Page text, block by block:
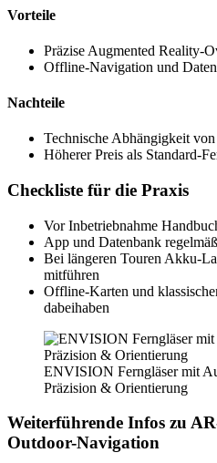
Vorteile
Präzise Augmented Reality-
Offline-Navigation und
Nachteile
Technische Abhängigkeit
Höherer Preis als Standard-
Checkliste für die Praxis
Vor Inbetriebnahme
App und Datenbank
Bei längeren Touren Akku-
mitführen
Offline-Karten und
dabeihaben
ENVISION Ferngläser mit
Präzision & Orientierung
Weiterführende Infos zu
Outdoor-Navigation